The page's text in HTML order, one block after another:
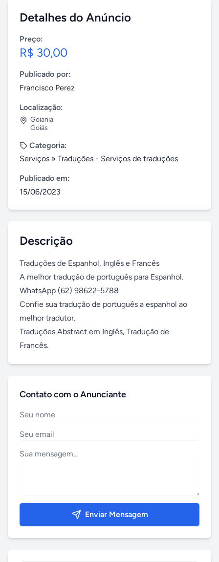
Detalhes do Anúncio
Preço:
R$ 30,00
Publicado por:
Francisco Perez
Localização:
Goiania
Goiás
Categoria:
Serviços » Traduções - Serviços de traduções
Publicado em:
15/06/2023
Descrição
Traduções de Espanhol, Inglês e Francês
A melhor tradução de português para Espanhol.
WhatsApp (62) 98622-5788
Confie sua tradução de português a espanhol ao
melhor tradutor.
Traduções Abstract em Inglês, Tradução de
Francês.
Contato com o Anunciante
Enviar Mensagem